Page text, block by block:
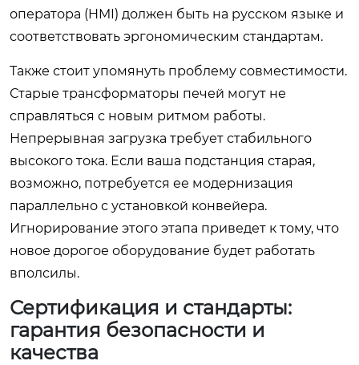
оператора (HMI) должен быть на русском языке и
соответствовать эргономическим стандартам.
Также стоит упомянуть проблему совместимости.
Старые трансформаторы печей могут не
справляться с новым ритмом работы.
Непрерывная загрузка требует стабильного
высокого тока. Если ваша подстанция старая,
возможно, потребуется ее модернизация
параллельно с установкой конвейера.
Игнорирование этого этапа приведет к тому, что
новое дорогое оборудование будет работать
вполсилы.
Сертификация и стандарты:
гарантия безопасности и
качества